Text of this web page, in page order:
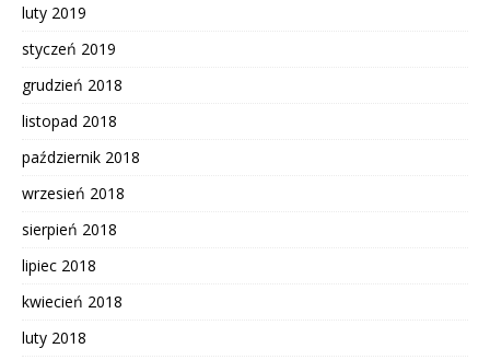
luty 2019
styczeń 2019
grudzień 2018
listopad 2018
październik 2018
wrzesień 2018
sierpień 2018
lipiec 2018
kwiecień 2018
luty 2018